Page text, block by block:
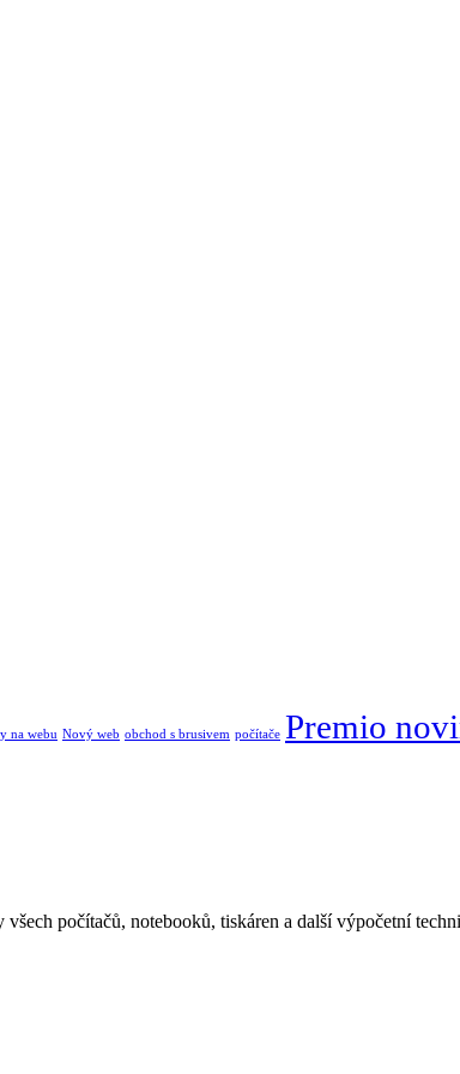
na webu Nový web obchod s brusivem počítače Premio
počítačů, notebooků, tiskáren a další výpočetní